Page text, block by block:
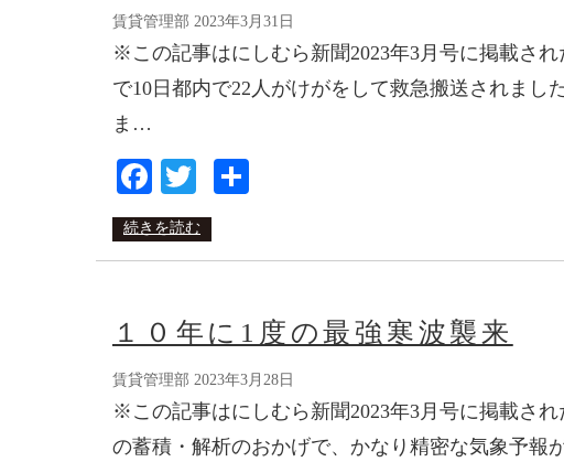
賃貸管理部 2023年3月31日
※この記事はにしむら新聞2023年3月号に掲載さ
で10日都内で22人がけがをして救急搬送されま
ま…
Facebook
Twitter
続きを読む
１０年に1度の最強寒波襲来
賃貸管理部 2023年3月28日
※この記事はにしむら新聞2023年3月号に掲載さ
の蓄積・解析のおかげで、かなり精密な気象予報